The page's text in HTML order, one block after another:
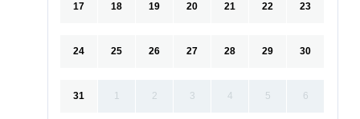
17 18 19 20 21 22 23
24 25 26 27 28 29 30
31 1 2 3 4 5 6